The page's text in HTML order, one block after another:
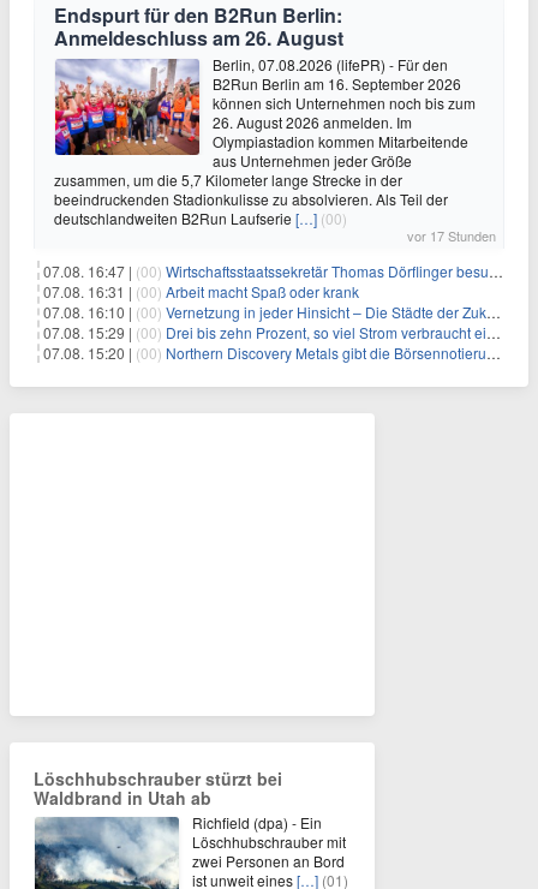
Endspurt für den B2Run Berlin:
Anmeldeschluss am 26. August
Berlin, 07.08.2026 (lifePR) - Für den
B2Run Berlin am 16. September 2026
können sich Unternehmen noch bis zum
26. August 2026 anmelden. Im
Olympiastadion kommen Mitarbeitende
aus Unternehmen jeder Größe
zusammen, um die 5,7 Kilometer lange Strecke in der
beeindruckenden Stadionkulisse zu absolvieren. Als Teil der
deutschlandweiten B2Run Laufserie […] (00)
vor 17 Stunden
07.08. 16:47 | (00) Wirtschaftsstaatssekretär Thomas Dörflinger besucht Handwerksbetrieb im Kammerbezirk Freiburg
07.08. 16:31 | (00) Arbeit macht Spaß oder krank
07.08. 16:10 | (00) Vernetzung in jeder Hinsicht – Die Städte der Zukunft sind grün-blau
07.08. 15:29 | (00) Drei bis zehn Prozent, so viel Strom verbraucht ein Aufzug im Gebäude
07.08. 15:20 | (00) Northern Discovery Metals gibt die Börsennotierung an der Frankfurter Wertpapierbörse bekannt
Löschhubschrauber stürzt bei
Waldbrand in Utah ab
Richfield (dpa) - Ein
Löschhubschrauber mit
zwei Personen an Bord
ist unweit eines[…] (01)